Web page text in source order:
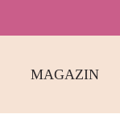
MAGAZIN